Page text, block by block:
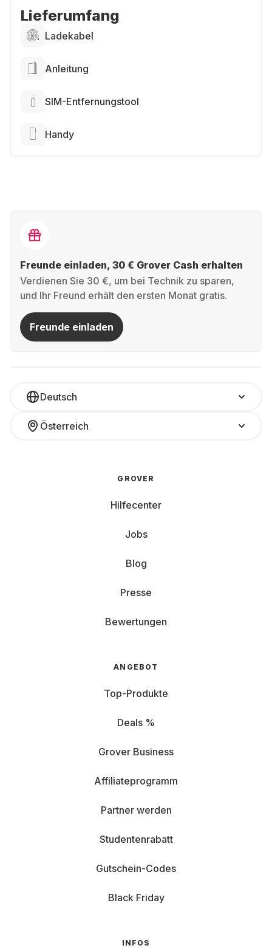
Lieferumfang
Ladekabel
Anleitung
SIM-Entfernungstool
Handy
Freunde einladen, 30 € Grover Cash erhalten
Verdienen Sie 30 €, um bei Technik zu sparen,
und Ihr Freund erhält den ersten Monat gratis.
Freunde einladen
Deutsch
Österreich
GROVER
Hilfecenter
Jobs
Blog
Presse
Bewertungen
ANGEBOT
Top-Produkte
Deals %
Grover Business
Affiliateprogramm
Partner werden
Studentenrabatt
Gutschein-Codes
Black Friday
INFOS